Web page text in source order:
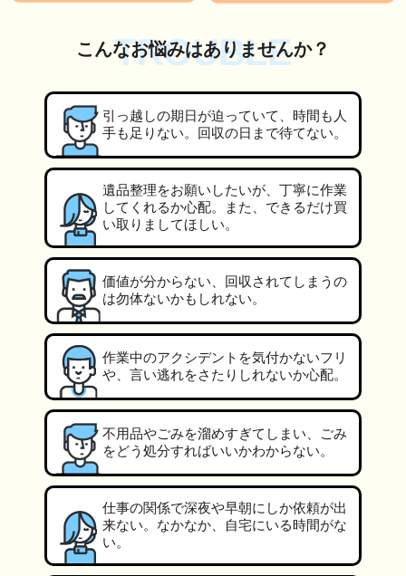
TROUBLE
こんなお悩みはありませんか？
引っ越しの期日が迫っていて、時間も人
手も足りない。回収の日まで待てない。
遺品整理をお願いしたいが、丁寧に作業
してくれるか心配。また、できるだけ買
い取りましてほしい。
価値が分からない、回収されてしまうの
は勿体ないかもしれない。
作業中のアクシデントを気付かないフリ
や、言い逃れをさたりしれないか心配。
不用品やごみを溜めすぎてしまい、ごみ
をどう処分すればいいかわからない。
仕事の関係で深夜や早朝にしか依頼が出
来ない。なかなか、自宅にいる時間がな
い。